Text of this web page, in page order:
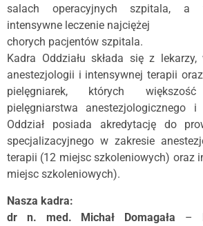
salach operacyjnych szpitala, a
intensywne leczenie najciężej
chorych pacjentów szpitala.
Kadra Oddziału składa się z
anestezjologii i intensywnej terapii
pielęgniarek, których
pielęgniarstwa anestezjologicznego
Oddział posiada akredytację do
specjalizacyjnego w zakresie
terapii (12 miejsc szkoleniowych) oraz
miejsc szkoleniowych).
Nasza kadra:
dr n. med. Michał Domagała –